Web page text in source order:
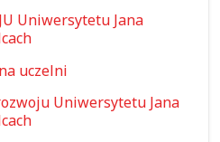
Uniwersytetu Jana
uczelni
Uniwersytetu Jana